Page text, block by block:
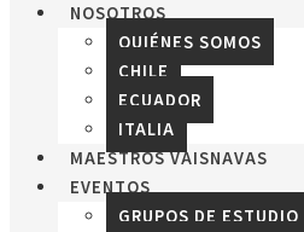
NOSOTROS
QUIÉNES SOMOS
CHILE
ECUADOR
ITALIA
MAESTROS VAISNAVAS
EVENTOS
GRUPOS DE ESTUDIO